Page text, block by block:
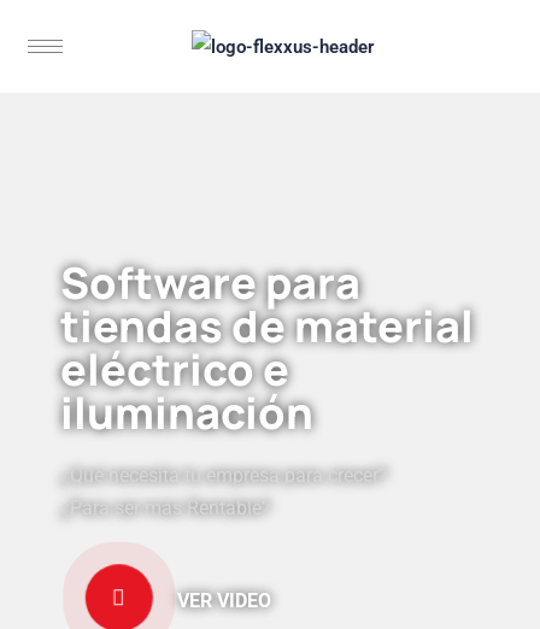
Software para
tiendas de material
eléctrico e
iluminación
¿Qué necesita tu empresa para crecer?
¿Para ser más Rentable?
VER VIDEO